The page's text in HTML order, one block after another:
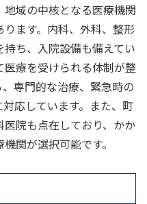
域の中核となる医療機関
ます。内科、外科、整形
ち、入院設備も備えてい
療を受けられる体制が整
専門的な治療、緊急時の
応しています。また、町
院も点在しており、かか
関が選択可能です。